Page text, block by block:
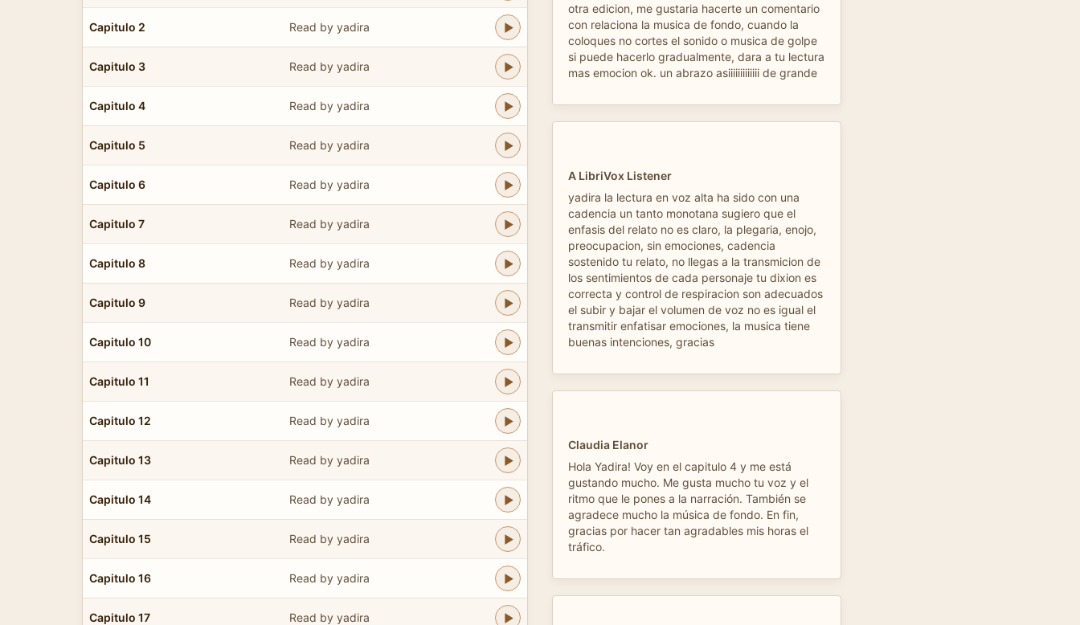
Capitulo 2 Read by yadira
Capitulo 3 Read by yadira
Capitulo 4 Read by yadira
Capitulo 5 Read by yadira
Capitulo 6 Read by yadira
Capitulo 7 Read by yadira
Capitulo 8 Read by yadira
Capitulo 9 Read by yadira
Capitulo 10 Read by yadira
Capitulo 11 Read by yadira
Capitulo 12 Read by yadira
Capitulo 13 Read by yadira
Capitulo 14 Read by yadira
Capitulo 15 Read by yadira
Capitulo 16 Read by yadira
Capitulo 17 Read by yadira
otra edicion, me gustaria hacerte un comentario
con relaciona la musica de fondo, cuando la
coloques no cortes el sonido o musica de golpe
si puede hacerlo gradualmente, dara a tu lectura
mas emocion ok. un abrazo asiiiiiiiiiiiii de grande
A LibriVox Listener
yadira la lectura en voz alta ha sido con una
cadencia un tanto monotana sugiero que el
enfasis del relato no es claro, la plegaria, enojo,
preocupacion, sin emociones, cadencia
sostenido tu relato, no llegas a la transmicion de
los sentimientos de cada personaje tu dixion es
correcta y control de respiracion son adecuados
el subir y bajar el volumen de voz no es igual el
transmitir enfatisar emociones, la musica tiene
buenas intenciones, gracias
Claudia Elanor
Hola Yadira! Voy en el capitulo 4 y me está
gustando mucho. Me gusta mucho tu voz y el
ritmo que le pones a la narración. También se
agradece mucho la música de fondo. En fin,
gracias por hacer tan agradables mis horas el
tráfico.